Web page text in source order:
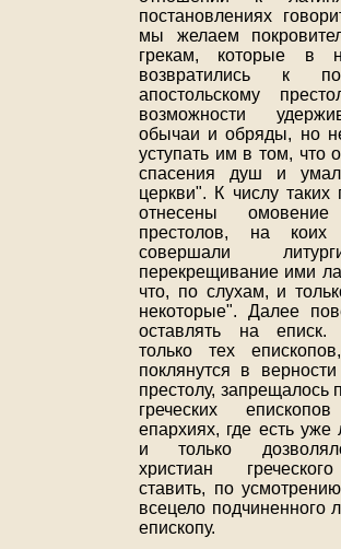
постановлениях
мы желаем
грекам, которые в
возвратились к
апостольскому
возможности
обычаи и обряды, но
уступать им в том, что
спасения душ и
церкви". К числу таких
отнесены омовение
престолов, на коих
совершали
перекрещивание ими
что, по слухам, и
некоторые". Далее
оставлять на еписк.
только тех
поклянутся в
престолу, запрещалось
греческих
епархиях, где есть уже
и только
христиан
ставить, по
всецело подчиненного
епископу.